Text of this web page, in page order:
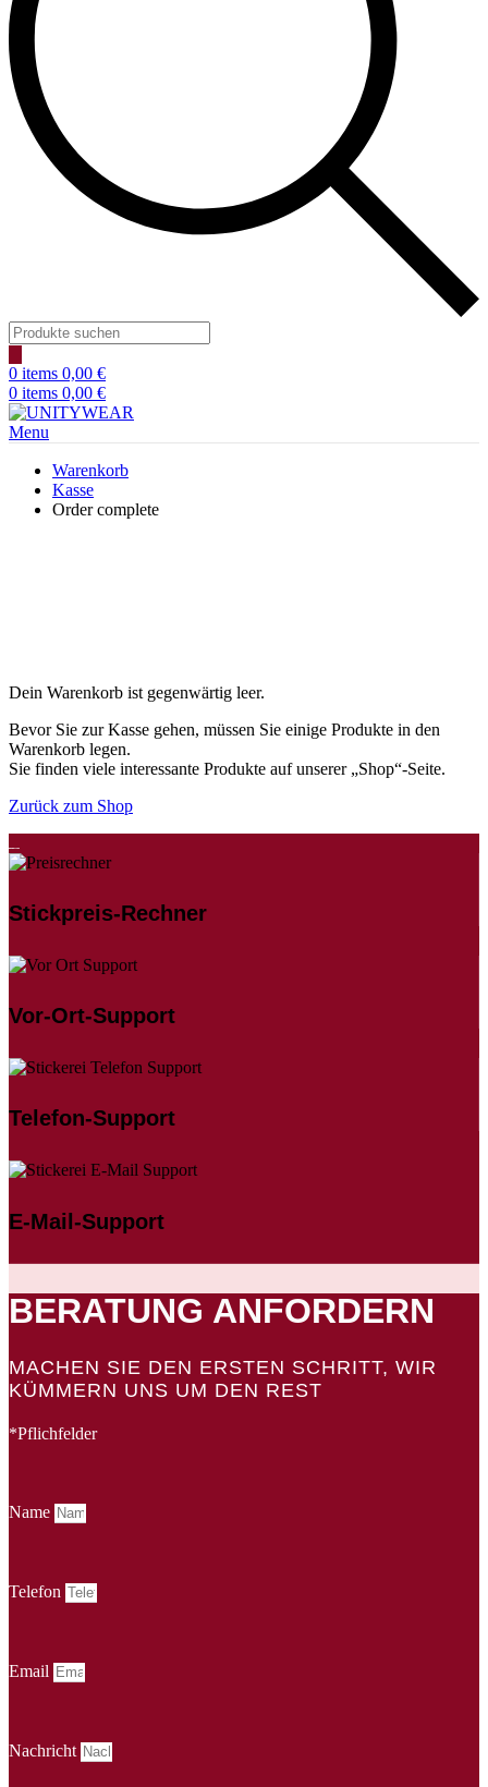
Products
search
0 items 0,00 €
0 items 0,00 €
Menu
Warenkorb
Kasse
Order complete
Dein Warenkorb ist gegenwärtig leer.
Bevor Sie zur Kasse gehen, müssen Sie einige Produkte in den
Warenkorb legen.
Sie finden viele interessante Produkte auf unserer „Shop“-Seite.
Zurück zum Shop
Stickpreis-Rechner
Vor-Ort-Support
Telefon-Support
E-Mail-Support
BERATUNG ANFORDERN
MACHEN SIE DEN ERSTEN SCHRITT, WIR
KÜMMERN UNS UM DEN REST
*Pflichfelder
Name
Telefon
Email
Nachricht